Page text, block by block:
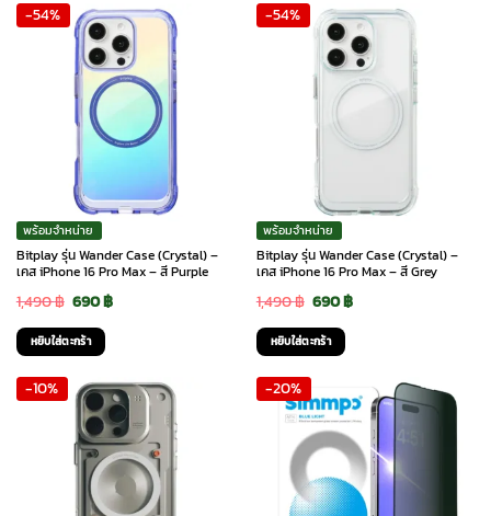
1,590 ฿.750 ฿.
1,490 ฿.690 ฿.
-54%
พร้อมจำหน่าย
Bitplay รุ่น Wander Case (Crystal) –
เคส iPhone 16 Pro Max – สี Purple
1,490฿ Original
price
was:
1,490 ฿.
690฿Current
690 ฿.
หยิบใส่ตะกร้า
-54%
พร้อมจำหน่าย
Bitplay รุ่น Wander Case (Crystal) –
เคส iPhone 16 Pro Max – สี Grey
1,490฿ Original
price
was:
1,490 ฿.
690฿Current
690 ฿.
หยิบใส่ตะกร้า
-10% -20%